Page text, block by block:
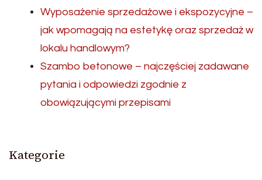
Wyposażenie sprzedażowe i ekspozycyjne –
jak wpomagają na estetykę oraz sprzedaż w
lokalu handlowym?
Szambo betonowe – najczęściej zadawane
pytania i odpowiedzi zgodnie z
obowiązującymi przepisami
Kategorie